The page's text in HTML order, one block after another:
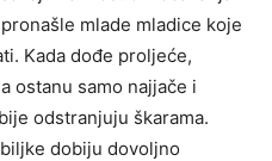
mlade mladice koje
Kada dođe proljeće,
ostanu samo najjače i
odstranjuju škarama.
dobiju dovoljno